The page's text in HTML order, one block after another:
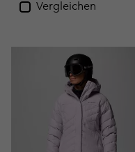
Vergleichen